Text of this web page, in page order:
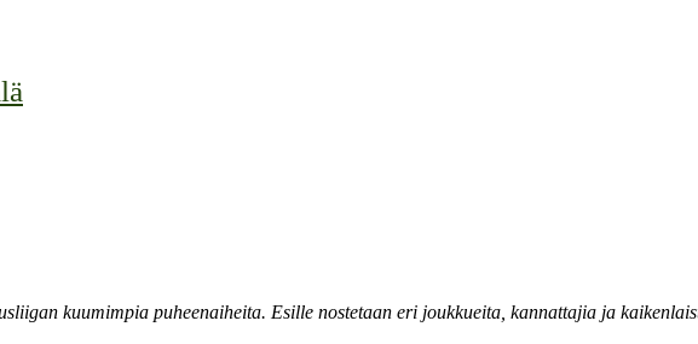
kuumimpia puheenaiheita. Esille nostetaan eri joukkueita, kannattajia ja